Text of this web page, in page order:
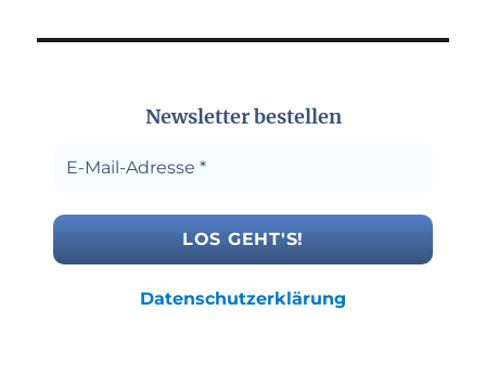
Newsletter bestellen
Datenschutzerklärung